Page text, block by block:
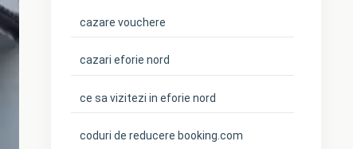
cazare vouchere
cazari eforie nord
ce sa vizitezi in eforie nord
coduri de reducere booking.com